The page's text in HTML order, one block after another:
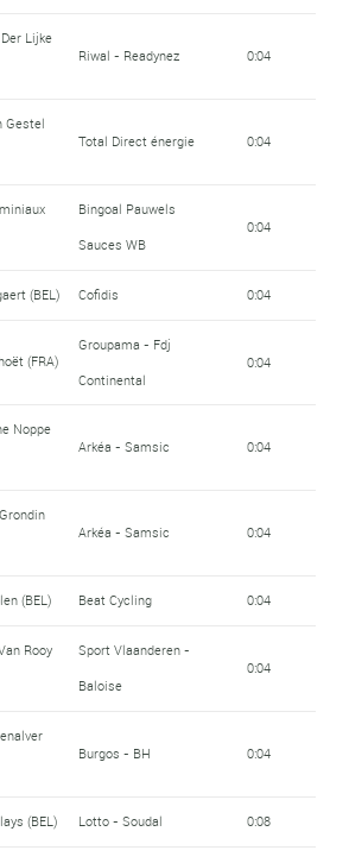
Lijke
Riwal - Readynez 0:04
Gestel
Total Direct énergie 0:04
Bingoal Pauwels
Sauces WB
0:04
(BEL) Cofidis 0:04
(FRA)
Groupama - Fdj
Continental
0:04
Noppe
Arkéa - Samsic 0:04
Arkéa - Samsic 0:04
(BEL) Beat Cycling 0:04
Rooy
Sport Vlaanderen -
Baloise
0:04
Burgos - BH 0:04
(BEL) Lotto - Soudal 0:08